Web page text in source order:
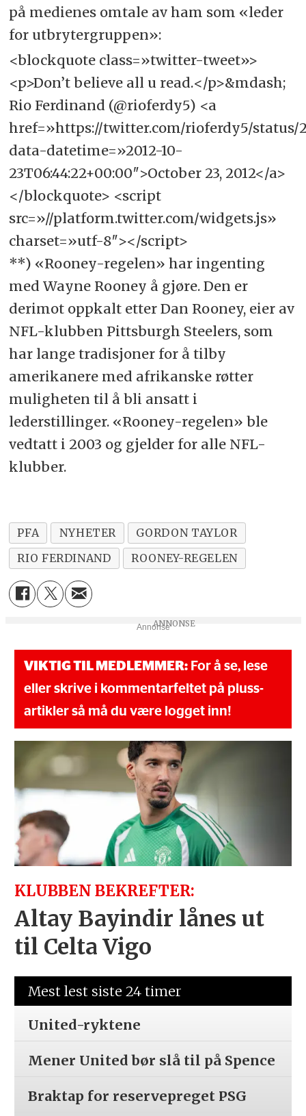
på medienes omtale av ham som «leder
for utbrytergruppen»:
<blockquote class=»twitter-tweet»>
<p>Don’t believe all u read.</p>&mdash;
Rio Ferdinand (@rioferdy5) <a
href=»https://twitter.com/rioferdy5/status/
data-datetime=»2012-10-
23T06:44:22+00:00″>October 23, 2012</a>
</blockquote> <script
src=»//platform.twitter.com/widgets.js»
charset=»utf-8″></script>
**) «Rooney-regelen» har ingenting
med Wayne Rooney å gjøre. Den er
derimot oppkalt etter Dan Rooney, eier av
NFL-klubben Pittsburgh Steelers, som
har lange tradisjoner for å tilby
amerikanere med afrikanske røtter
muligheten til å bli ansatt i
lederstillinger. «Rooney-regelen» ble
vedtatt i 2003 og gjelder for alle NFL-
klubber.
PFA NYHETER
GORDON TAYLOR
RIO FERDINAND
ROONEY-REGELEN
Annonse
VIKTIG TIL MEDLEMMER:For å se, lese
eller skrive i kommentarfeltet på pluss-
artikler så må du være logget inn!
KLUBBEN BEKREFTER:
Altay Bayindir lånes ut
til Celta Vigo
Mest lest siste 24 timer
United-ryktene
Mener United bør slå til på Spence
Braktap for reservepreget PSG